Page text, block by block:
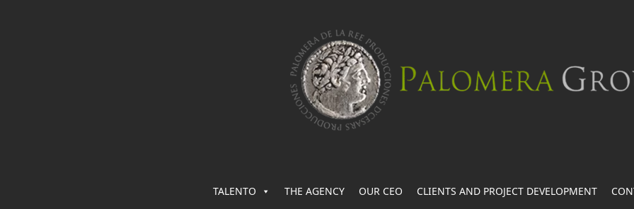
TALENTO THE AGENCY OUR CEO CLIENTS AND PROJECT DEVELOPMENT